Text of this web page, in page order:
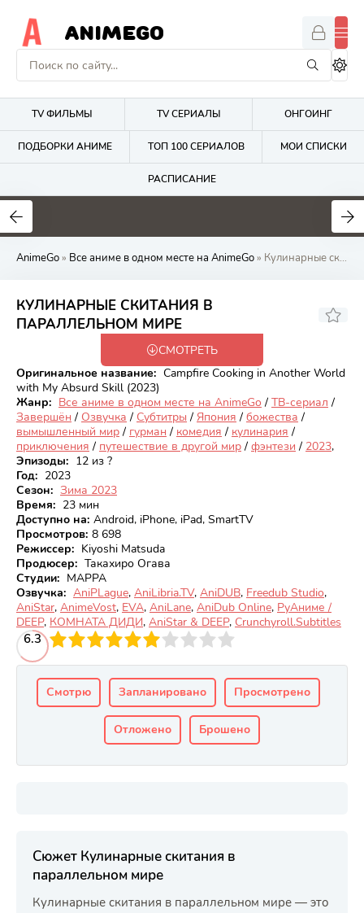
ANIMEGO
TV ФИЛЬМЫ TV СЕРИАЛЫ ОНГОИНГ
ПОДБОРКИ АНИМЕ ТОП 100 СЕРИАЛОВ МОИ СПИСКИ
РАСПИСАНИЕ
1.7
AnimeGo» Все аниме в одном месте на AnimeGo» Кулинарные скитания в параллельном мире
КУЛИНАРНЫЕ СКИТАНИЯ В
ПАРАЛЛЕЛЬНОМ МИРЕ
Закончен
7.64
СМОТРЕТЬ
Оригинальное название: Campfire Cooking in Another World
with My Absurd Skill (2023)
Жанр: Все аниме в одном месте на AnimeGo / ТВ-сериал /
Завершён / Озвучка / Субтитры / Япония / божества /
вымышленный мир / гурман / комедия / кулинария /
приключения / путешествие в другой мир / фэнтези / 2023,
Эпизоды: 12 из ?
Год: 2023
Сезон: Зима 2023
Время: 23 мин
Доступно на: Android, iPhone, iPad, SmartTV
Просмотров: 8 698
Режиссер: Kiyoshi Matsuda
Продюсер: Такахиро Огава
Студии: MAPPA
Озвучка: AniPLague, AniLibria.TV, AniDUB, Freedub Studio,
AniStar, AnimeVost, EVA, AniLane, AniDub Online, РуАниме /
DEEP, КОМНАТА ДИДИ, AniStar & DEEP, Crunchyroll.Subtitles
6.3
4 5 6 7 8 9 10
Смотрю Запланировано Просмотрено
Отложено Брошено
Сюжет Кулинарные скитания в
параллельном мире
Кулинарные скитания в параллельном мире — это